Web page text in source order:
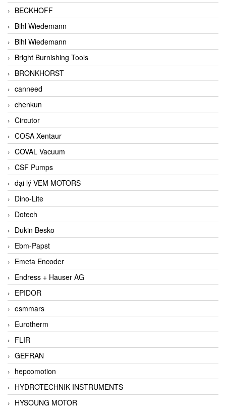
BECKHOFF
Bihl Wiedemann
Bihl Wiedemann
Bright Burnishing Tools
BRONKHORST
canneed
chenkun
Circutor
COSA Xentaur
COVAL Vacuum
CSF Pumps
đại lý VEM MOTORS
Dino-Lite
Dotech
Dukin Besko
Ebm-Papst
Emeta Encoder
Endress + Hauser AG
EPIDOR
esmmars
Eurotherm
FLIR
GEFRAN
hepcomotion
HYDROTECHNIK INSTRUMENTS
HYSOUNG MOTOR